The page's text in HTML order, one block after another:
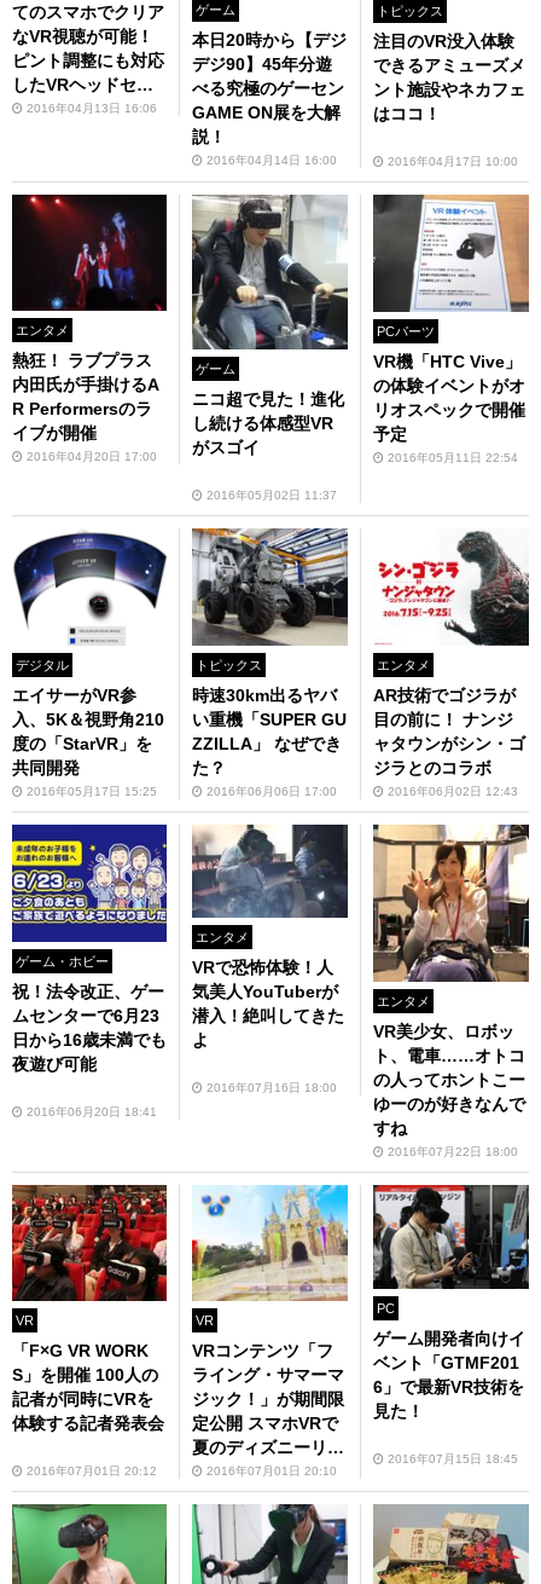
てのスマホでクリア
なVR視聴が可能！
ピント調整にも対応
したVRヘッドセッ
トがイカス
2016年04月13日 16:06
ゲーム
本日20時から【デジ
デジ90】45年分遊
べる究極のゲーセン
GAME ON展を大解
説！
2016年04月14日 16:00
トピックス
注目のVR没入体験
できるアミューズメ
ント施設やネカフェ
はココ！
2016年04月17日 10:00
エンタメ
熱狂！ ラブプラス
内田氏が手掛けるA
R Performersのラ
イブが開催
2016年04月20日 17:00
ゲーム
ニコ超で見た！進化
し続ける体感型VR
がスゴイ
2016年05月02日 11:37
PCパーツ
VR機「HTC Vive」
の体験イベントがオ
リオスペックで開催
予定
2016年05月11日 22:54
デジタル
エイサーがVR参
入、5K＆視野角210
度の「StarVR」を
共同開発
2016年05月17日 15:25
トピックス
時速30km出るヤバ
い重機「SUPER GU
ZZILLA」 なぜでき
た？
2016年06月06日 17:00
エンタメ
AR技術でゴジラが
目の前に！ ナンジ
ャタウンがシン・ゴ
ジラとのコラボ
2016年06月02日 12:43
ゲーム・ホビー
祝！法令改正、ゲー
ムセンターで6月23
日から16歳未満でも
夜遊び可能
2016年06月20日 18:41
エンタメ
VRで恐怖体験！人
気美人YouTuberが
潜入！絶叫してきた
よ
2016年07月16日 18:00
エンタメ
VR美少女、ロボッ
ト、電車……オトコ
の人ってホントこー
ゆーのが好きなんで
すね
2016年07月22日 18:00
VR
「F×G VR WORK
S」を開催 100人の
記者が同時にVRを
体験する記者発表会
2016年07月01日 20:12
VR
VRコンテンツ「フ
ライング・サマーマ
ジック！」が期間限
定公開 スマホVRで
夏のディズニーリゾ
ートを体験！
2016年07月01日 20:10
PC
ゲーム開発者向けイ
ベント「GTMF201
6」で最新VR技術を
見た！
2016年07月15日 18:45